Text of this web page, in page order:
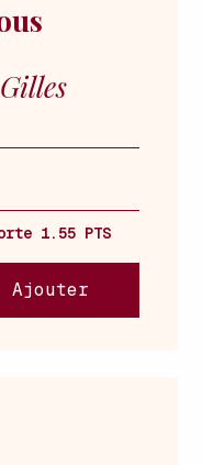
1.55 PTS
Ajouter